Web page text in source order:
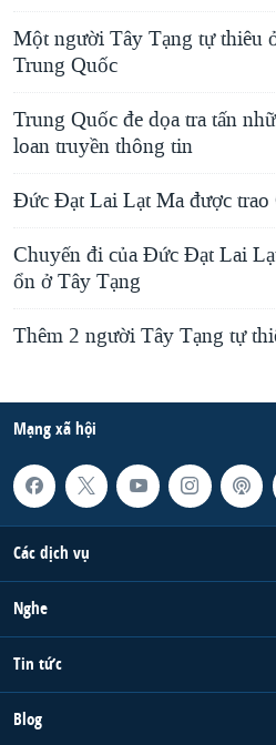
Một người Tây Tạng tự thiêu
Trung Quốc
Trung Quốc đe dọa tra tấn
loan truyền thông tin
Đức Đạt Lai Lạt Ma được trao
Chuyến đi của Đức Đạt Lai
ổn ở Tây Tạng
Thêm 2 người Tây Tạng tự
Mạng xã hội
Các dịch vụ
Nghe
Tin tức
Blog